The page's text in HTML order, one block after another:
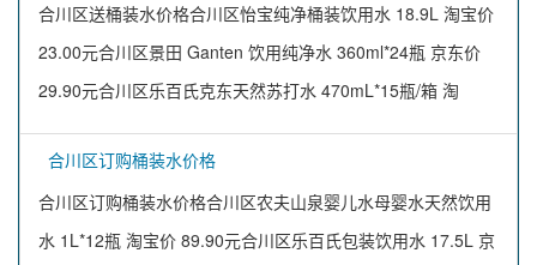
合川区送桶装水价格合川区怡宝纯净桶装饮用水 18.9L 淘宝价
23.00元合川区景田 Ganten 饮用纯净水 360ml*24瓶 京东价
29.90元合川区乐百氏克东天然苏打水 470mL*15瓶/箱 淘
合川区订购桶装水价格
合川区订购桶装水价格合川区农夫山泉婴儿水母婴水天然饮用
水 1L*12瓶 淘宝价 89.90元合川区乐百氏包装饮用水 17.5L 京